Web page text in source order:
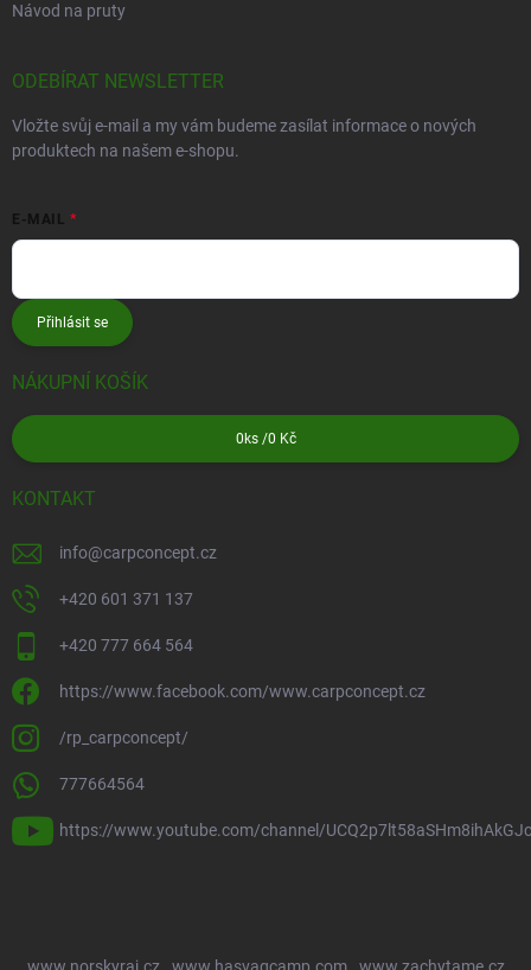
Návod na pruty
ODEBÍRAT NEWSLETTER
Vložte svůj e-mail a my vám budeme zasílat informace o nových
produktech na našem e-shopu.
E-MAIL
Přihlásit se
NÁKUPNÍ KOŠÍK
0 ks /0 Kč
KONTAKT
info@carpconcept.cz
+420 601 371 137
+420 777 664 564
https://www.facebook.com/www.carpconcept.cz
/rp_carpconcept/
777664564
https://www.youtube.com/channel/